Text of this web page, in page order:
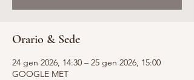
Orario & Sede
24 gen 2026, 14:30 – 25 gen 2026, 15:00
GOOGLE MET